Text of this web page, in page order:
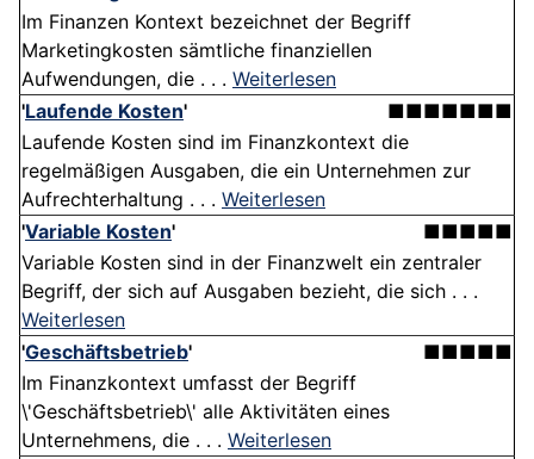
Im Finanzen Kontext bezeichnet der Begriff
Marketingkosten sämtliche finanziellen
Aufwendungen, die . . . Weiterlesen
'Laufende Kosten'
■■■■■■■
Laufende Kosten sind im Finanzkontext die
regelmäßigen Ausgaben, die ein Unternehmen zur
Aufrechterhaltung . . . Weiterlesen
'Variable Kosten'
■■■■■
Variable Kosten sind in der Finanzwelt ein zentraler
Begriff, der sich auf Ausgaben bezieht, die sich . . .
Weiterlesen
'Geschäftsbetrieb'
■■■■■
Im Finanzkontext umfasst der Begriff
\'Geschäftsbetrieb\' alle Aktivitäten eines
Unternehmens, die . . . Weiterlesen